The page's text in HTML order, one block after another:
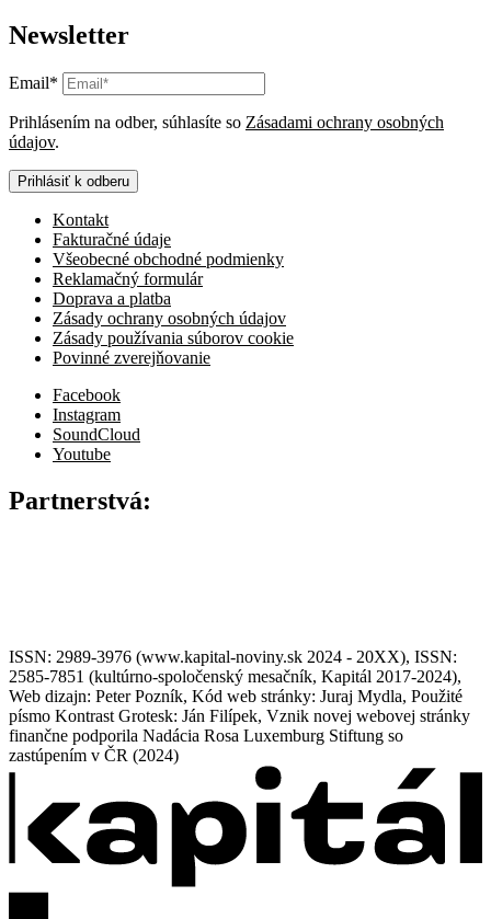
Newsletter
Email*
Prihlásením na odber, súhlasíte so Zásadami ochrany osobných
údajov.
Prihlásiť k odberu
Kontakt
Fakturačné údaje
Všeobecné obchodné podmienky
Reklamačný formulár
Doprava a platba
Zásady ochrany osobných údajov
Zásady používania súborov cookie
Povinné zverejňovanie
Facebook
Instagram
SoundCloud
Youtube
Partnerstvá:
ISSN: 2989-3976 (www.kapital-noviny.sk 2024 - 20XX), ISSN:
2585-7851 (kultúrno-spoločenský mesačník, Kapitál 2017-2024),
Web dizajn: Peter Pozník, Kód web stránky: Juraj Mydla, Použité
písmo Kontrast Grotesk: Ján Filípek, Vznik novej webovej stránky
finančne podporila Nadácia Rosa Luxemburg Stiftung so
zastúpením v ČR (2024)